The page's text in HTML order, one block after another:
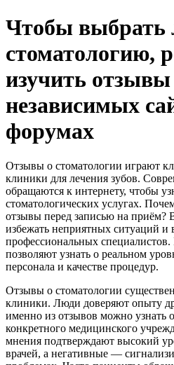
Чтобы
стоматологию,
изучить
независимых
форумах
Отзывы о стоматологии играют
клиники для лечения зубов.
обращаются к интернету, чтобы
стоматологических услугах.
отзывы перед записью на приём?
избежать неприятных ситуаций и
профессиональных
позволяют узнать о реальном
персонала и качестве процедур.
Отзывы о стоматологии
клиники. Люди доверяют опыту
именно из отзывов можно узнать
конкретного медицинского
мнения подтверждают высокий
врачей, а негативные —